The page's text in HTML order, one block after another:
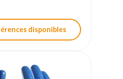
disponibles